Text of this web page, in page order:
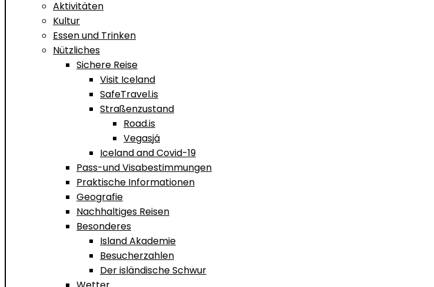
Aktivitäten
Kultur
Essen und Trinken
Nützliches
Sichere Reise
Visit Iceland
SafeTravel.is
Straßenzustand
Road.is
Vegasjá
Iceland and Covid-19
Pass-und Visabestimmungen
Praktische Informationen
Geografie
Nachhaltiges Reisen
Besonderes
Island Akademie
Besucherzahlen
Der isländische Schwur